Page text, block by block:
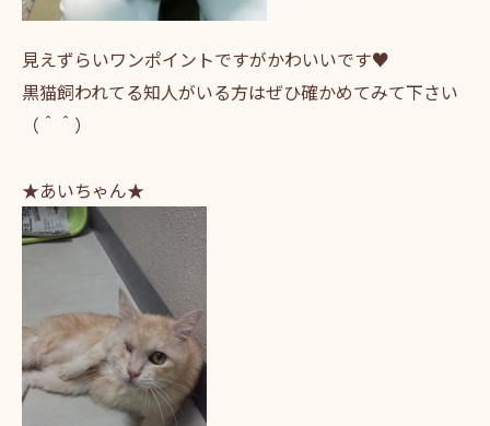
見えずらいワンポイントですがかわいいです♥
黒猫飼われてる知人がいる方はぜひ確かめてみて下さい
（＾＾）
★あいちゃん★